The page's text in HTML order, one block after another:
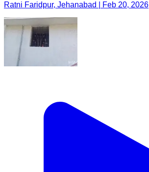
Ratni Faridpur, Jehanabad | Feb 20, 2026